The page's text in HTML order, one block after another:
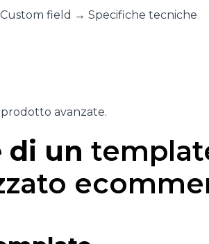
field → Specifiche tecniche
avanzate.
di un